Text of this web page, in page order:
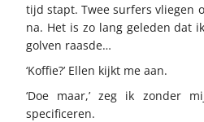
tijd stapt. Twee surfers vliegen
na. Het is zo lang geleden dat
golven raasde…
‘Koffie?’ Ellen kijkt me aan.
‘Doe maar,’ zeg ik zonder
specificeren.